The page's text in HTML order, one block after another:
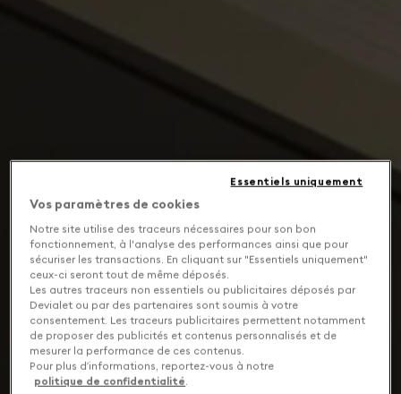
Vos paramètres de cookies
Notre site utilise des traceurs nécessaires pour son bon
fonctionnement, à l'analyse des performances ainsi que pour
sécuriser les transactions. En cliquant sur "Essentiels uniquement"
ceux-ci seront tout de même déposés.
Les autres traceurs non essentiels ou publicitaires déposés par
Devialet ou par des partenaires sont soumis à votre
consentement. Les traceurs publicitaires permettent notamment
de proposer des publicités et contenus personnalisés et de
mesurer la performance de ces contenus.
Pour plus d’informations, reportez-vous à notre
politique de confidentialité.
Essentiels uniquement